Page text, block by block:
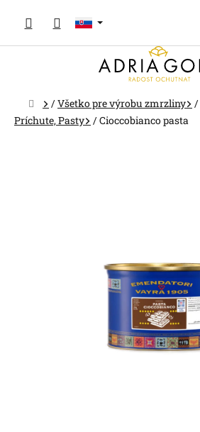
obsah
Domov
/Všetko pre výrobu zmrzliny /
Príchute, Pasty
/Cioccobianco pasta